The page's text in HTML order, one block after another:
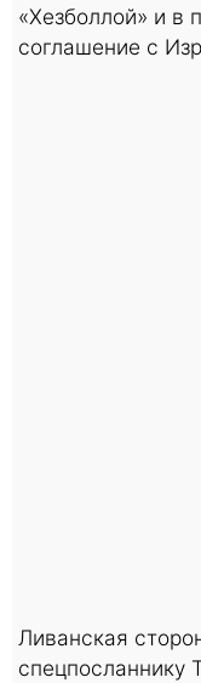
«Хезболлой» и в
соглашение с
Ливанская
спецпосланнику